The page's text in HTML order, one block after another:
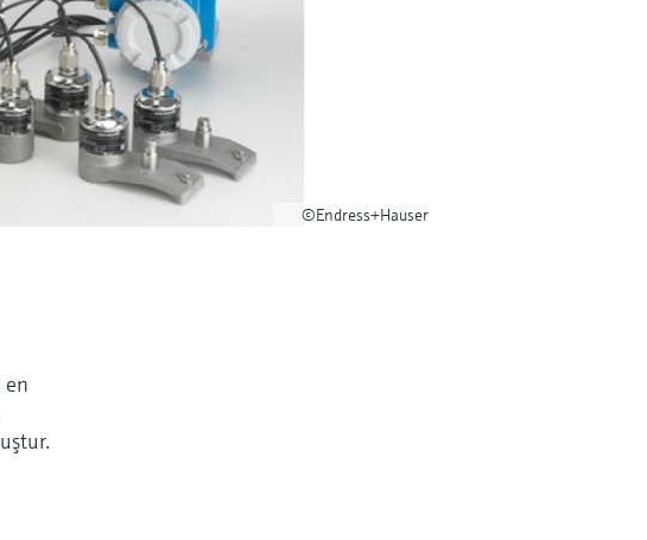
©Endress+Hauser
en